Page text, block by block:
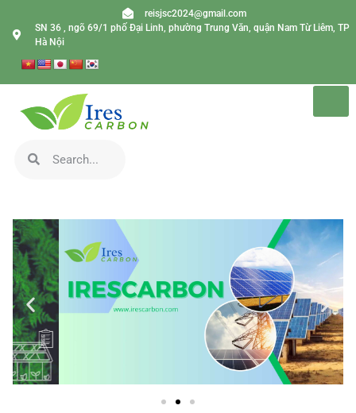
reisjsc2024@gmail.com
SN 36 , ngõ 69/1 phố Đại Linh, phường Trung Văn, quận Nam Từ Liêm, TP
Hà Nội